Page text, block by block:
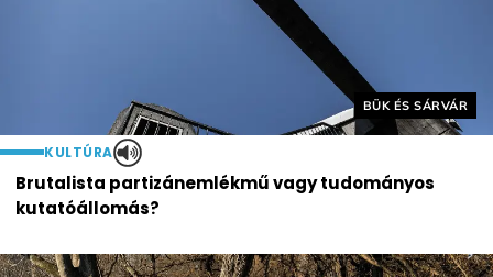
Helyszín címkék:
BÜK ÉS SÁRVÁR
KULTÚRA
Brutalista partizánemlékmű vagy tudományos
kutatóállomás?